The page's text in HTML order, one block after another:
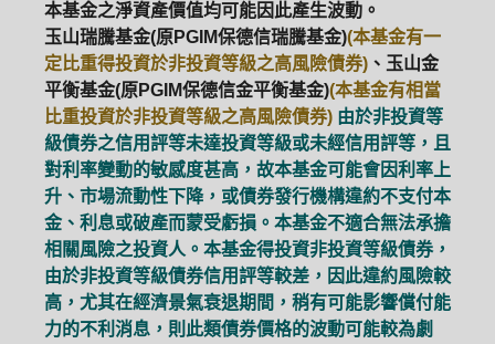
本基金之淨資產價值均可能因此產生波動。
玉山瑞騰基金(原PGIM保德信瑞騰基金)(本基金有一
定比重得投資於非投資等級之高風險債券) 、玉山金
平衡基金(原PGIM保德信金平衡基金)(本基金有相當
比重投資於非投資等級之高風險債券) 由於非投資等
級債券之信用評等未達投資等級或未經信用評等，且
對利率變動的敏感度甚高，故本基金可能會因利率上
升、市場流動性下降，或債券發行機構違約不支付本
金、利息或破產而蒙受虧損。本基金不適合無法承擔
相關風險之投資人。本基金得投資非投資等級債券，
由於非投資等級債券信用評等較差，因此違約風險較
高，尤其在經濟景氣衰退期間，稍有可能影響償付能
力的不利消息，則此類債券價格的波動可能較為劇